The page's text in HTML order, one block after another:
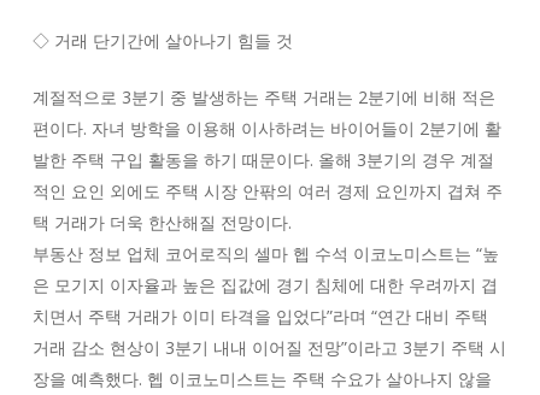
◇ 거래 단기간에 살아나기 힘들 것
계절적으로 3분기 중 발생하는 주택 거래는 2분기에 비해 적은
편이다. 자녀 방학을 이용해 이사하려는 바이어들이 2분기에 활
발한 주택 구입 활동을 하기 때문이다. 올해 3분기의 경우 계절
적인 요인 외에도 주택 시장 안팎의 여러 경제 요인까지 겹쳐 주
택 거래가 더욱 한산해질 전망이다.
부동산 정보 업체 코어로직의 셀마 헵 수석 이코노미스트는 “높
은 모기지 이자율과 높은 집값에 경기 침체에 대한 우려까지 겹
치면서 주택 거래가 이미 타격을 입었다”라며 “연간 대비 주택
거래 감소 현상이 3분기 내내 이어질 전망”이라고 3분기 주택 시
장을 예측했다. 헵 이코노미스트는 주택 수요가 살아나지 않을